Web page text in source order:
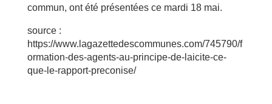
commun, ont été présentées ce mardi 18 mai.
source :
https://www.lagazettedescommunes.com/745790/f
ormation-des-agents-au-principe-de-laicite-ce-
que-le-rapport-preconise/